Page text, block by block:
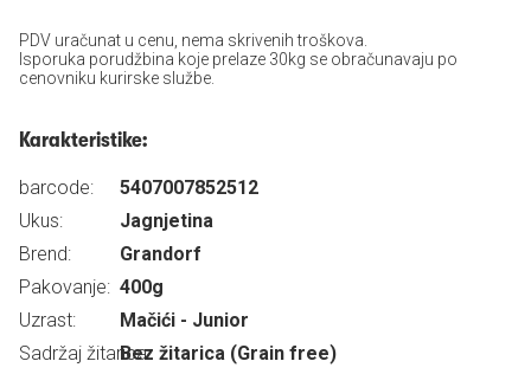
PDV uračunat u cenu, nema skrivenih troškova.
Isporuka porudžbina koje prelaze 30kg se obračunavaju po
cenovniku kurirske službe.
Karakteristike:
barcode:
5407007852512
Ukus:
Jagnjetina
Brend:
Grandorf
Pakovanje: 400g
Uzrast:
Mačići - Junior
Sadržaj žitarica:Bez žitarica (Grain free)